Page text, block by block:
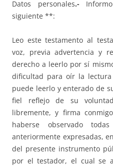
Datos personales.-
siguiente **:
Leo este testamento al
voz, previa advertencia y
derecho a leerlo por sí
dificultad para oír la
puede leerlo y enterado de
fiel reflejo de su
libremente, y firma
haberse observado
anteriormente expresadas,
del presente instrumento
por el testador, el cual se